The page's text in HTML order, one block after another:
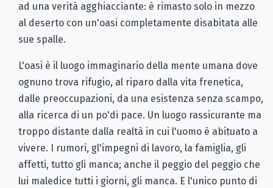
ad una verità agghiacciante: è rimasto solo in mezzo
al deserto con un'oasi completamente disabitata alle
sue spalle.
L'oasi è il luogo immaginario della mente umana dove
ognuno trova rifugio, al riparo dalla vita frenetica,
dalle preoccupazioni, da una esistenza senza scampo,
alla ricerca di un po'di pace. Un luogo rassicurante ma
troppo distante dalla realtà in cui l'uomo è abituato a
vivere. I rumori, gl'impegni di lavoro, la famiglia, gli
affetti, tutto gli manca; anche il peggio del peggio che
lui maledice tutti i giorni, gli manca. E l'unico punto di